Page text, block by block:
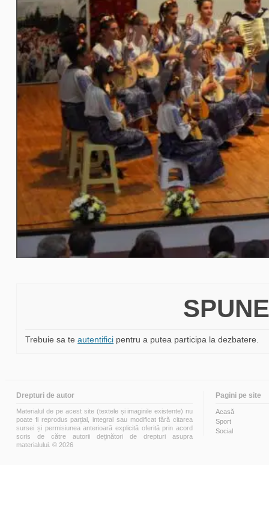
Trebuie sa teautentifici pentru a putea participa la dezbatere.
Drepturi de autor
Materialul de pe acest site (textele și imaginile existente) nu
poate fi reprodus parțial, integral sau modificat fără citarea
sursei și permisiunea anterioară explicită oferită prin acord
scris de către autorii deținători de drepturi asupra
materialului. © 2026
Pagini pe site
Acasă
Sport
Social